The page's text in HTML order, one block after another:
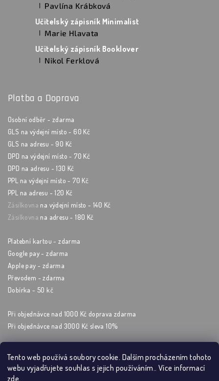
Tento web používá soubory cookie. Dalším procházením tohoto
webu vyjadřujete souhlas s jejich používáním.. Více informací
zde.
Hodnocení produktu je 5 z 5 hvězdiček.
| Pavlína Krábková
Učitelský zápisník Minimalist
Hodnocení produktu je 5 z 5 hvězdiček.
| Marie Hlavata
Učitelský zápisník Booklover
Hodnocení produktu je 5 z 5 hvězdiček.
| Nikol Ferklová
Platba a Doprava
Osobní odběr - zdarma
GLS na výdejní místo - 60 Kč
GLS na adresu - 90 Kč
DPD na výdejní místo - 70 Kč
DPD na adresu - 130 Kč
PPL na výdejní místo - 70 Kč
PPL na adresu - 120 Kč
Zásilkovna na výdejní místo - 140 Kč
Zásilkovna na adresu - 180 Kč
Platební kartou - zdarma
Google pay - zdarma
Apple pay - zdarma
Převodem - zdarma
Dobírka - 50 kč
Při objednávce nad 1000 Kč doprava zdarma
Při objednávce nad 3000 Kč sleva 10%
Sleduj nás na sockách